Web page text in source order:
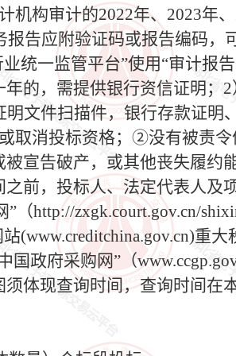
机构审计的2022年、2023年
告应附验证码或报告编码，
统一监管平台”使用“审计报
的，需提供银行资信证明；
文件扫描件，银行存款证明
取消投标资格；②没有被责
宣告破产，或其他丧失履约
前，投标人、法定代表人及
”（http://zxgk.court.gov.cn/
(www.creditchina.gov.cn)重
政府采购网”（
体现查询时间，查询时间在